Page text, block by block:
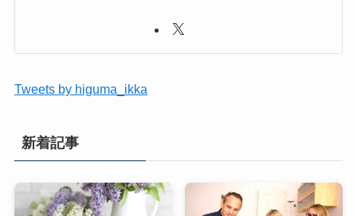
Tweets by higuma_ikka
新着記事